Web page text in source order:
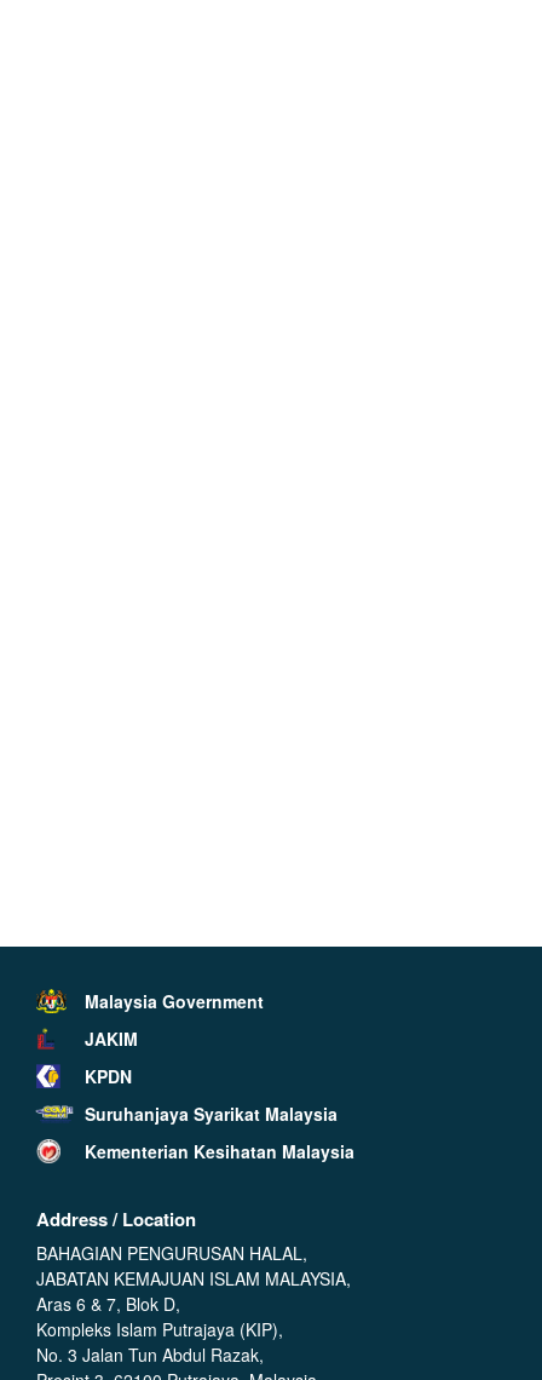
Malaysia Government
JAKIM
KPDN
Suruhanjaya Syarikat Malaysia
Kementerian Kesihatan Malaysia
Address / Location
BAHAGIAN PENGURUSAN HALAL,
JABATAN KEMAJUAN ISLAM MALAYSIA,
Aras 6 & 7, Blok D,
Kompleks Islam Putrajaya (KIP),
No. 3 Jalan Tun Abdul Razak,